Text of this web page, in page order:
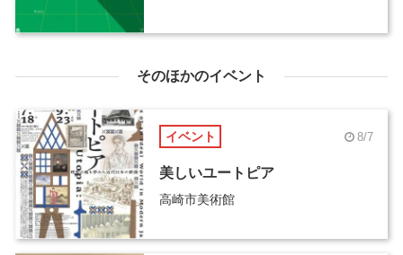
そのほかのイベント
イベント 8/7
美しいユートピア
高崎市美術館